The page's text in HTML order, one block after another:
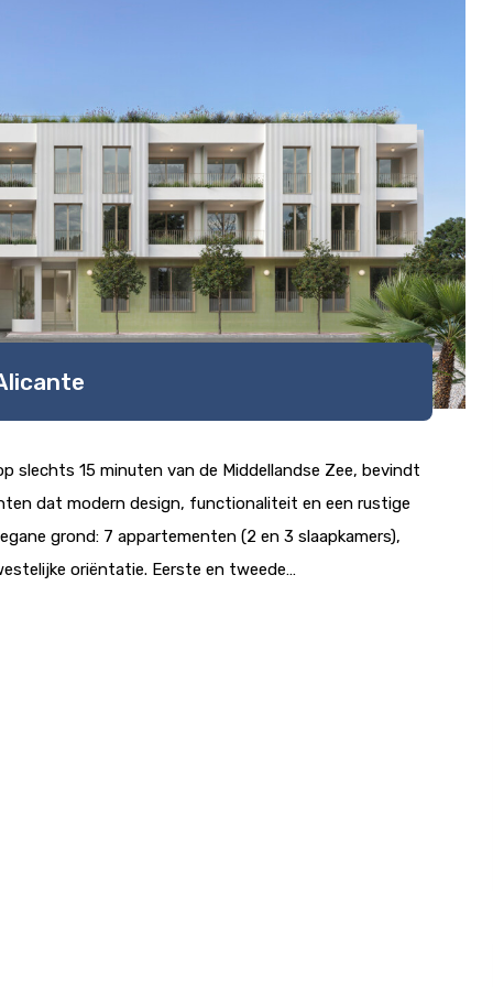
slechts 15 minuten van de Middellandse Zee, bevindt
dat modern design, functionaliteit en een rustige
grond: 7 appartementen (2 en 3 slaapkamers),
oriëntatie. Eerste en tweede…